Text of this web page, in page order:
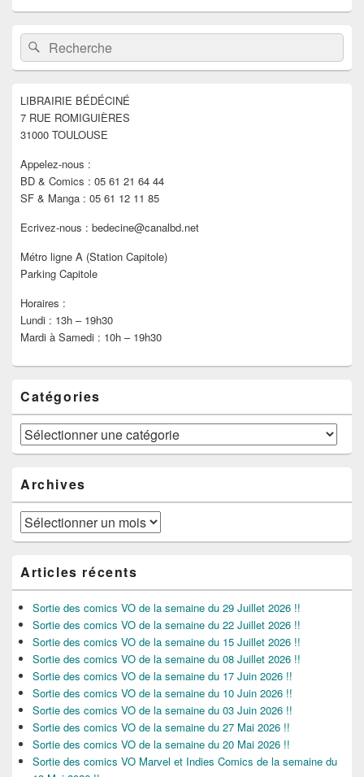
Zone
principale
de
widget
barre
latérale
Recherche :Rechercher
LIBRAIRIE BÉDÉCINÉ
7 RUE ROMIGUIÈRES
31000 TOULOUSE
Appelez-nous :
BD & Comics : 05 61 21 64 44
SF & Manga : 05 61 12 11 85
Ecrivez-nous : bedecine@canalbd.net
Métro ligne A (Station Capitole)
Parking Capitole
Horaires :
Lundi : 13h – 19h30
Mardi à Samedi : 10h – 19h30
Catégories
Catégories
Archives
Archives
Articles récents
Sortie des comics VO de la semaine du 29 Juillet 2026 !!
Sortie des comics VO de la semaine du 22 Juillet 2026 !!
Sortie des comics VO de la semaine du 15 Juillet 2026 !!
Sortie des comics VO de la semaine du 08 Juillet 2026 !!
Sortie des comics VO de la semaine du 17 Juin 2026 !!
Sortie des comics VO de la semaine du 10 Juin 2026 !!
Sortie des comics VO de la semaine du 03 Juin 2026 !!
Sortie des comics VO de la semaine du 27 Mai 2026 !!
Sortie des comics VO de la semaine du 20 Mai 2026 !!
Sortie des comics VO Marvel et Indies Comics de la semaine du